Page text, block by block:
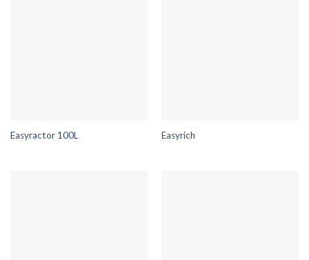
Easyractor 100L Easyrich